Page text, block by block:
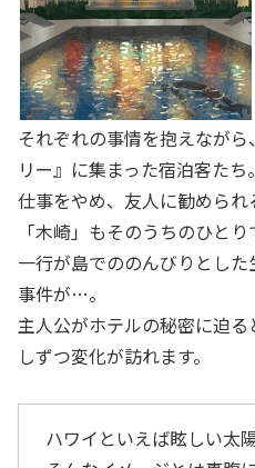
それぞれの事情を抱えなが
リー』に集まった宿泊客たち。
仕事をやめ、友人に勧めら
「木崎」もそのうちのひとり
一行が島でののんびりとし
事件が…。
主人公がホテルの秘密に迫
しずつ変化が訪れます。
ハワイといえば眩しい太